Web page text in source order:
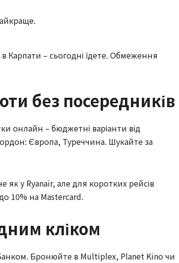
Карпати – сьогодні їдете. Обмеження
без посередників
онлайн – бюджетні варіанти від
Європа, Туреччина. Шукайте за
у Ryanair, але для коротких рейсів
10% на Mastercard.
кліком
Бронюйте в Multiplex, Planet Kino чи